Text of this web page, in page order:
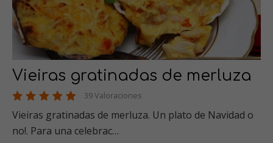
Vieiras gratinadas de merluza
39 Valoraciones
Vieiras gratinadas de merluza. Un plato de Navidad o
no!. Para una celebrac…